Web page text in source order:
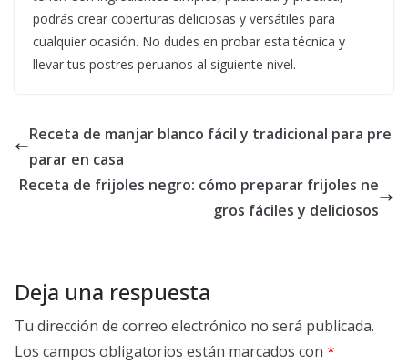
podrás crear coberturas deliciosas y versátiles para
cualquier ocasión. No dudes en probar esta técnica y
llevar tus postres peruanos al siguiente nivel.
Receta de manjar blanco fácil y tradicional para pre
parar en casa
Receta de frijoles negro: cómo preparar frijoles ne
gros fáciles y deliciosos
Deja una respuesta
Tu dirección de correo electrónico no será publicada.
Los campos obligatorios están marcados con *